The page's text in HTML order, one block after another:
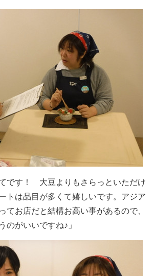
です！ 大豆よりもさらっといただけ
トは品目が多くて嬉しいです。アジア
てお店だと結構お高い事があるので、
のがいいですね♪」